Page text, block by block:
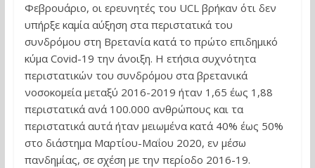
Φεβρουάριο, οι ερευνητές του UCL βρήκαν ότι δεν
υπήρξε καμία αύξηση στα περιστατικά του
συνδρόμου στη Βρετανία κατά το πρώτο επιδημικό
κύμα Covid-19 την άνοιξη. Η ετήσια συχνότητα
περιστατικών του συνδρόμου στα βρετανικά
νοσοκομεία μεταξύ 2016-2019 ήταν 1,65 έως 1,88
περιστατικά ανά 100.000 ανθρώπους και τα
περιστατικά αυτά ήταν μειωμένα κατά 40% έως 50%
στο διάστημα Μαρτίου-Μαΐου 2020, εν μέσω
πανδημίας, σε σχέση με την περίοδο 2016-19.